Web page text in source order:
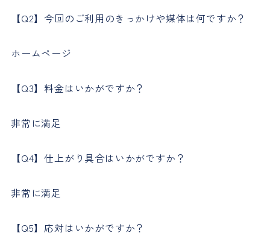
【Q2】今回のご利用のきっかけや媒体は何ですか？
ホームページ
【Q3】料金はいかがですか？
非常に満足
【Q4】仕上がり具合はいかがですか？
非常に満足
【Q5】応対はいかがですか？